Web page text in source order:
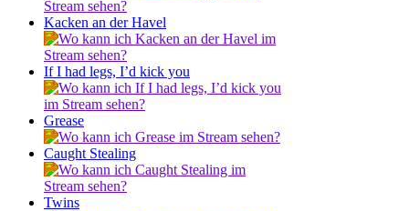
Kacken an der Havel
If I had legs, I’d kick you
Grease
Caught Stealing
Twins